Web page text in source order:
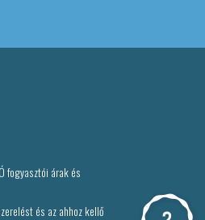
fogyasztói árak és
és az ahhoz kellő